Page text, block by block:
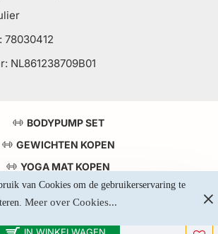
van Cookies om de gebruikerservaring te
Meer over Cookies...
78030412
NL861238709B01
BODYPUMP SET
GEWICHTEN KOPEN
YOGA MAT KOPEN
TOP 5 KRACHTSTATIONS